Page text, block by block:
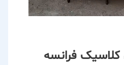
فرانسه